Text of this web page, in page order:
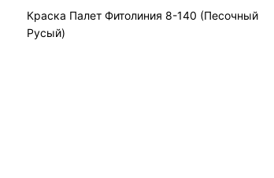
Краска Палет Фитолиния 8-140 (Песочный
Русый)